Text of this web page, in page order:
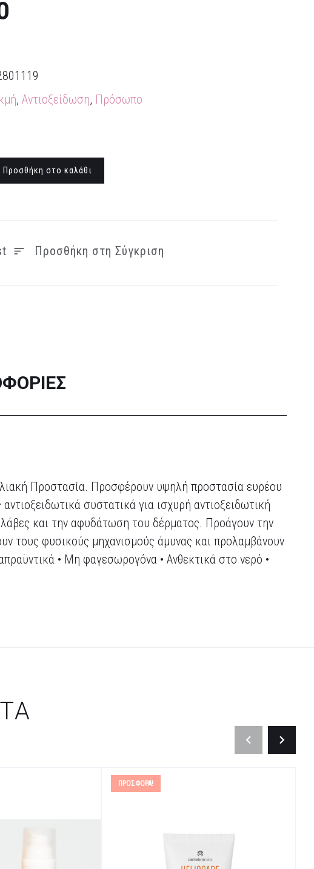
, Αντιοξείδωση, Πρόσωπο
Προσθήκη στο καλάθι
Προσθήκη στη Σύγκριση
Προστασία. Προσφέρουν υψηλή προστασία ευρέου
συστατικά για ισχυρή αντιοξειδωτική
και την αφυδάτωση του δέρματος. Προάγουν την
τους φυσικούς μηχανισμούς άμυνας και προλαμβάνουν
• Μη φαγεσωρογόνα • Ανθεκτικά στο νερό •
ΠΡΟΣΦΟΡΆ!